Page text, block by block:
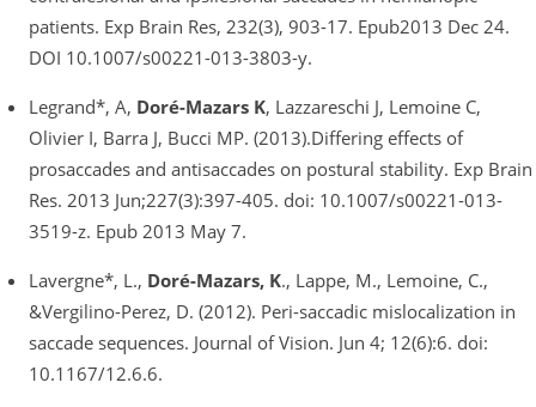
patients. Exp Brain Res, 232(3), 903-17. Epub2013 Dec 24.
DOI 10.1007/s00221-013-3803-y.
Legrand*, A, Doré-Mazars K, Lazzareschi J, Lemoine C,
Olivier I, Barra J, Bucci MP. (2013).Differing effects of
prosaccades and antisaccades on postural stability. Exp Brain
Res. 2013 Jun;227(3):397-405. doi: 10.1007/s00221-013-
3519-z. Epub 2013 May 7.
Lavergne*, L., Doré-Mazars, K., Lappe, M., Lemoine, C.,
&Vergilino-Perez, D. (2012). Peri-saccadic mislocalization in
saccade sequences. Journal of Vision. Jun 4; 12(6):6. doi:
10.1167/12.6.6.